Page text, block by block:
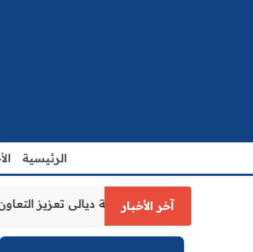
الرئيسية
آخر الأخبار
وزارة العدل الاقدم يبحث مع رئيس مجلس